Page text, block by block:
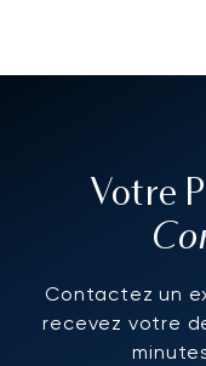
Votre
Contactez un
recevez votre